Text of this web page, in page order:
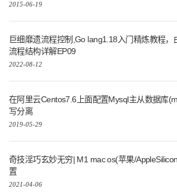
2015-06-19
巨细靡遗流程控制,Go lang1.18入门精炼教程
流程结构详解EP09
2022-08-12
在阿里云Centos7.6上面配置Mysql主从数据库
写分离
2019-05-29
奇技淫巧玄妙无穷| M1 mac os(苹果/
置
2021-04-06